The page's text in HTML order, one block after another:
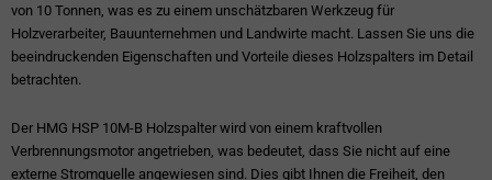
von 10 Tonnen, was es zu einem unschätzbaren Werkzeug für
Holzverarbeiter, Bauunternehmen und Landwirte macht. Lassen Sie uns die
beeindruckenden Eigenschaften und Vorteile dieses Holzspalters im Detail
betrachten.
Der HMG HSP 10M-B Holzspalter wird von einem kraftvollen
Verbrennungsmotor angetrieben, was bedeutet, dass Sie nicht auf eine
externe Stromquelle angewiesen sind. Dies gibt Ihnen die Freiheit, den